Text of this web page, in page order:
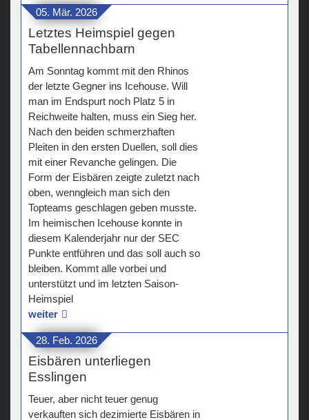
05. Mär. 2026
Letztes Heimspiel gegen
Tabellennachbarn
Am Sonntag kommt mit den Rhinos
der letzte Gegner ins Icehouse. Will
man im Endspurt noch Platz 5 in
Reichweite halten, muss ein Sieg her.
Nach den beiden schmerzhaften
Pleiten in den ersten Duellen, soll dies
mit einer Revanche gelingen. Die
Form der Eisbären zeigte zuletzt nach
oben, wenngleich man sich den
Topteams geschlagen geben musste.
Im heimischen Icehouse konnte in
diesem Kalenderjahr nur der SEC
Punkte entführen und das soll auch so
bleiben. Kommt alle vorbei und
unterstützt und im letzten Saison-
Heimspiel
weiter
28. Feb. 2026
Eisbären unterliegen
Esslingen
Teuer, aber nicht teuer genug
verkauften sich dezimierte Eisbären in